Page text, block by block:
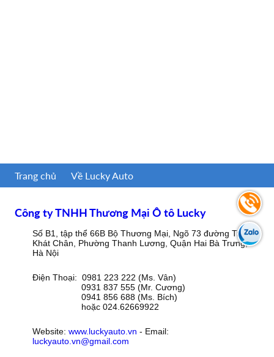
Trang chủ Về Lucky Auto
Công ty TNHH Thương Mại Ô tô Lucky
Số B1, tập thể 66B Bộ Thương Mại, Ngõ 73 đường Trần
Khát Chân, Phường Thanh Lương, Quận Hai Bà Trưng,
Hà Nội
Điện Thoại: 0981 223 222 (Ms. Vân)
0931 837 555 (Mr. Cương)
0941 856 688 (Ms. Bích)
hoặc 024.62669922
Website: www.luckyauto.vn - Email:
luckyauto.vn@gmail.com